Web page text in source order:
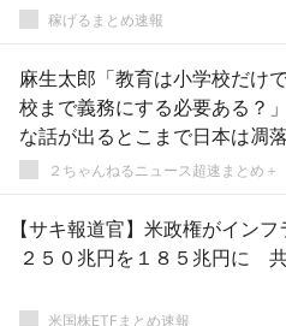
稼げるまとめ速報
麻生太郎「教育は小学校だけ
校まで義務にする必要ある？」 #
な話が出るとこまで日本は凋
と思うわ | ほんと日本って教育に金使わな
２ちゃんねるニュース超速まとめ＋
【サキ報道官】米政権がイン
２５０兆円を１８５兆円に
米国株ETFまとめ速報